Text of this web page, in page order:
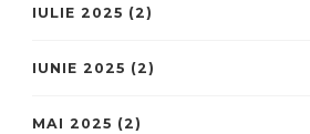
IULIE 2025 (2)
IUNIE 2025 (2)
MAI 2025 (2)